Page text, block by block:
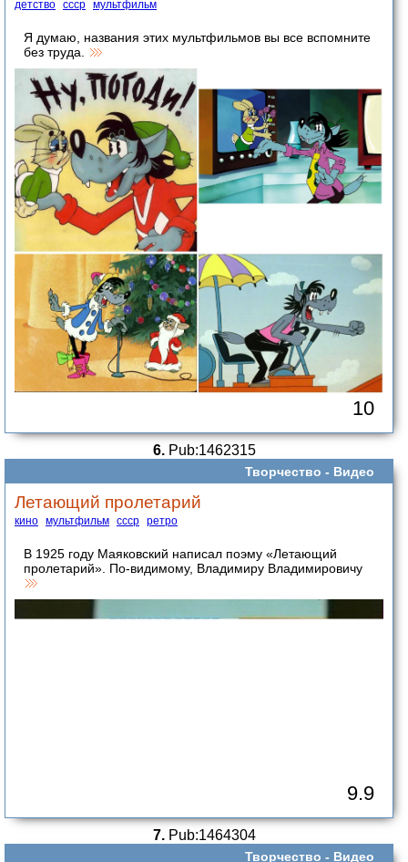
детство ссср мультфильм
Я думаю, названия этих мультфильмов вы все вспомните
без труда.
10
6.Pub:1462315
Творчество - Видео
Летающий пролетарий
кино мультфильм ссср ретро
В 1925 году Маяковский написал поэму «Летающий
пролетарий». По-видимому, Владимиру Владимировичу
9.9
7.Pub:1464304
Творчество - Видео